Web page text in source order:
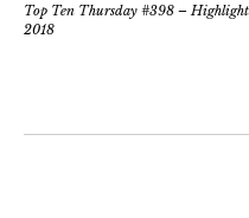
Top Ten Thursday #398 –
2018